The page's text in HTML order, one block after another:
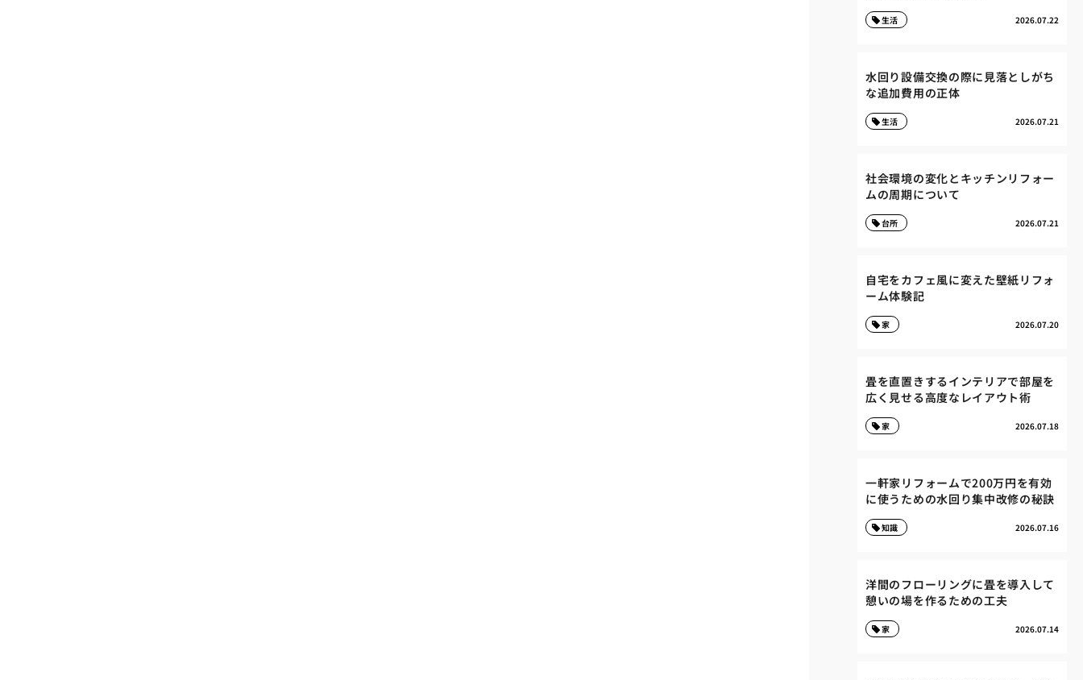
2026.07.22
生活
水回り設備交換の際に見落としがち
な追加費用の正体
2026.07.21
生活
社会環境の変化とキッチンリフォー
ムの周期について
2026.07.21
台所
自宅をカフェ風に変えた壁紙リフォ
ーム体験記
2026.07.20
家
畳を直置きするインテリアで部屋を
広く見せる高度なレイアウト術
2026.07.18
家
一軒家リフォームで200万円を有効
に使うための水回り集中改修の秘訣
2026.07.16
知識
洋間のフローリングに畳を導入して
憩いの場を作るための工夫
2026.07.14
家